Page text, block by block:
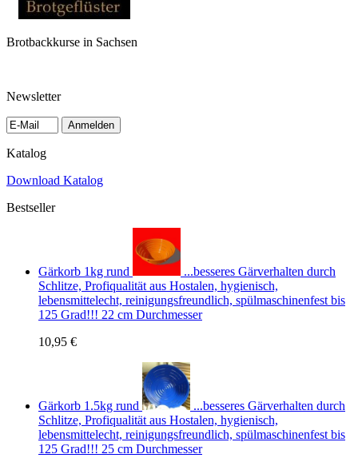
Brotbackkurse in Sachsen
Newsletter
Anmelden
Katalog
Download Katalog
Bestseller
Gärkorb 1kg rund
...besseres Gärverhalten durch
Schlitze, Profiqualität aus Hostalen, hygienisch,
lebensmittelecht, reinigungsfreundlich, spülmaschinenfest bis
125 Grad!!! 22 cm Durchmesser
10,95 €
Gärkorb 1.5kg rund
...besseres Gärverhalten durch
Schlitze, Profiqualität aus Hostalen, hygienisch,
lebensmittelecht, reinigungsfreundlich, spülmaschinenfest bis
125 Grad!!! 25 cm Durchmesser